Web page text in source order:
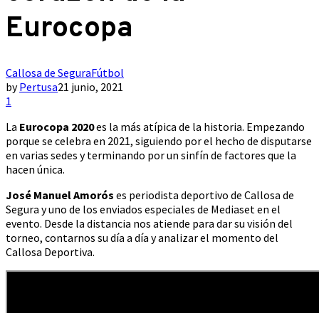
Eurocopa
Callosa de SeguraFútbol
byPertusa21 junio, 2021
1
La Eurocopa 2020es la más atípica de la historia. Empezando
porque se celebra en 2021, siguiendo por el hecho de disputarse
en varias sedes y terminando por un sinfín de factores que la
hacen única.
José Manuel Amorós es periodista deportivo de Callosa de
Segura y uno de los enviados especiales de Mediaset en el
evento. Desde la distancia nos atiende para dar su visión del
torneo, contarnos su día a día y analizar el momento del
Callosa Deportiva.